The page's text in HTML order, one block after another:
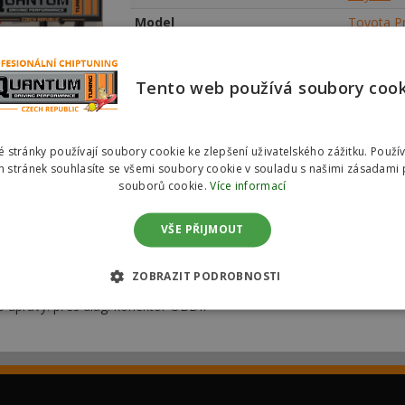
Model
Toyota
Toyota
Město
Vyjádření zákazníka
Služba
Chiptuning Toyota ProAce
úpravy: přes diag. konektor OBDII
Tento web používá soubory
stránky používají soubory cookie ke zlepšení uživatelského zážitku.
stránek souhlasíte se všemi soubory cookie v souladu s našimi zásadami
souborů cookie.Více informací
VŠE PŘIJMOUT
ZOBRAZIT PODROBNOSTI